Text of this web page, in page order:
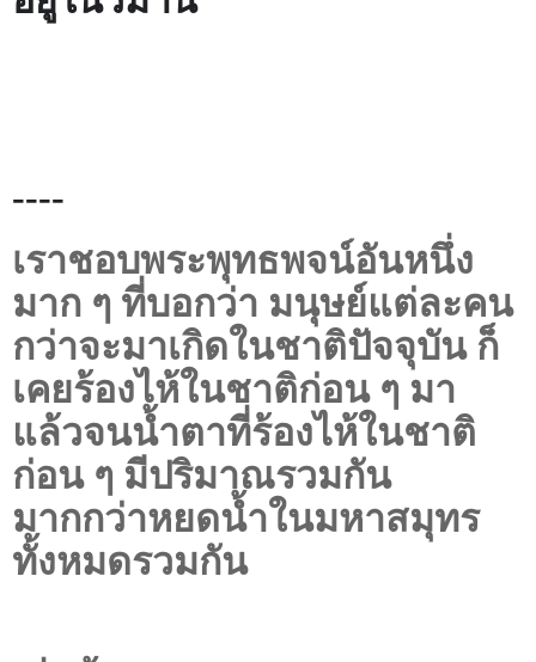
----
เราชอบพระพุทธพจน์อันหนึ่ง
มาก ๆ ที่บอกว่า มนุษย์แต่ละคน
กว่าจะมาเกิดในชาติปัจจุบัน ก็
เคยร้องไห้ในชาติก่อน ๆ มา
แล้วจนน้ำตาที่ร้องไห้ในชาติ
ก่อน ๆ มีปริมาณรวมกัน
มากกว่าหยดน้ำในมหาสมุทร
ทั้งหมดรวมกัน